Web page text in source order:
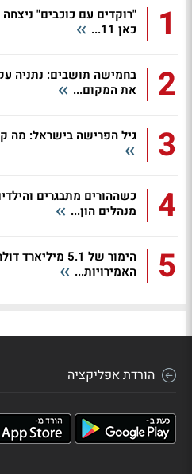
1
"רוקדים עם כוכבים"
כאן 11...
2
בחמישה תושבים: נתניה
את המקום...
3 גיל הפרישה בישראל: מה
4
כשההורים מתבגרים
מנהלים הון...
5
הימור של 5.1
האמירויות...
הורדת אפליקציה